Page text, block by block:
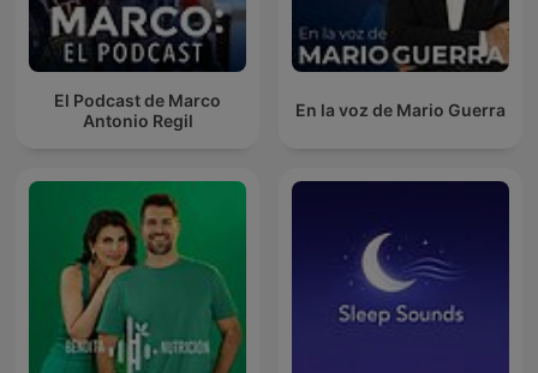
El Podcast de Marco
Antonio Regil
En la voz de Mario Guerra